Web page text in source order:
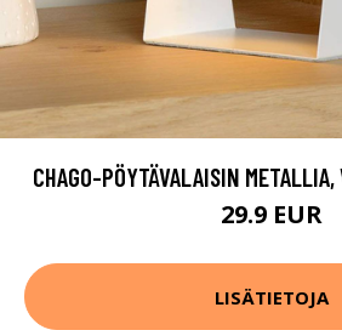
CHAGO-PÖYTÄVALAISIN
29.9 EUR
LISÄTIETOJA